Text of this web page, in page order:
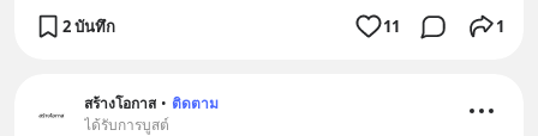
2 บันทึก 11 1
สร้างโอกาส • ติดตาม
ได้รับการบูสต์